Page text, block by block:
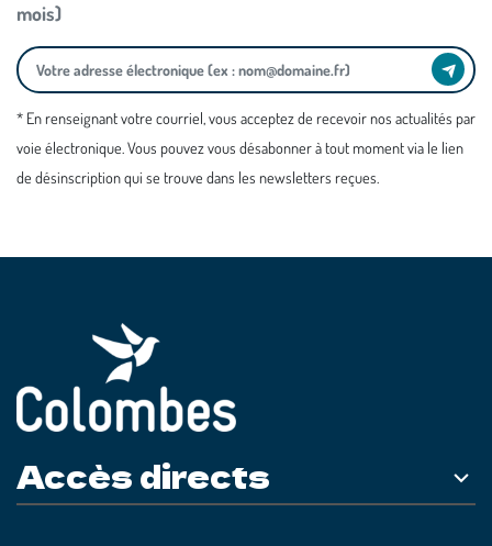
mois)
* En renseignant votre courriel, vous acceptez de recevoir nos actualités par
voie électronique. Vous pouvez vous désabonner à tout moment via le lien
de désinscription qui se trouve dans les newsletters reçues.
Accès directs